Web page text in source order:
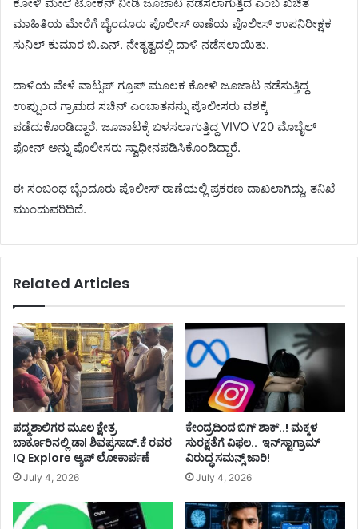
ಮಾಹಿತಿಯ ಮೇರೆಗೆ ಬೈಂದೂರು ಪೊಲೀಸ್‌ ಠಾಣೆಯ ಪೊಲೀಸ್‌ ಉಪನಿರೀಕ್ಷಕ
ಸುನಿಲ್‌ ಕುಮಾರ ಬಿ.ಎನ್. ನೇತೃತ್ವದಲ್ಲಿ ದಾಳಿ ನಡೆಸಲಾಯಿತು.
ದಾಳಿಯ ವೇಳೆ ವಾಟ್ಸಪ್‌ ಗ್ರೂಪ್‌ ಮೂಲಕ ಕೋಳಿ ಜೂಜಾಟ ನಡೆಸುತ್ತಿದ್ದ
ಉಪ್ಪುಂದ ಗ್ರಾಮದ ಸಚಿನ್ ಎಂಬಾತನನ್ನು ಪೊಲೀಸರು ವಶಕ್ಕೆ
ಪಡೆದುಕೊಂಡಿದ್ದಾರೆ. ಜೂಜಾಟಕ್ಕೆ ಬಳಸಲಾಗುತ್ತಿದ್ದ VIVO V20 ಮೊಬೈಲ್‌
ಫೋನ್‌ ಅನ್ನು ಪೊಲೀಸರು ಸ್ವಾಧೀನಪಡಿಸಿಕೊಂಡಿದ್ದಾರೆ.
ಈ ಸಂಬಂಧ ಬೈಂದೂರು ಪೊಲೀಸ್‌ ಠಾಣೆಯಲ್ಲಿ ಪ್ರಕರಣ ದಾಖಲಾಗಿದ್ದು, ತನಿಖೆ
ಮುಂದುವರಿದಿದೆ.
Related Articles
ಪದ್ಮಶಾಲಿಗರ ಮೂಲ ಕ್ಷೇತ್ರ
ಬಾರ್ಕೂರಿನಲ್ಲಿ ಡಾl ಶಿವಪ್ರಸಾದ್.ಕೆ ರವರ
IQ Explore ಆ್ಯಪ್ ಲೋಕಾರ್ಪಣೆ
July 4, 2026
ಕೇಂದ್ರದಿಂದ ಬಿಗ್ ಶಾಕ್..! ಮಕ್ಕಳ
ಸುರಕ್ಷತೆಗೆ ವಿಫಲ.. ಇನ್‌ಸ್ಟಾಗ್ರಾಮ್
ವಿರುದ್ಧ ಸಮನ್ಸ್ ಜಾರಿ!
July 4, 2026